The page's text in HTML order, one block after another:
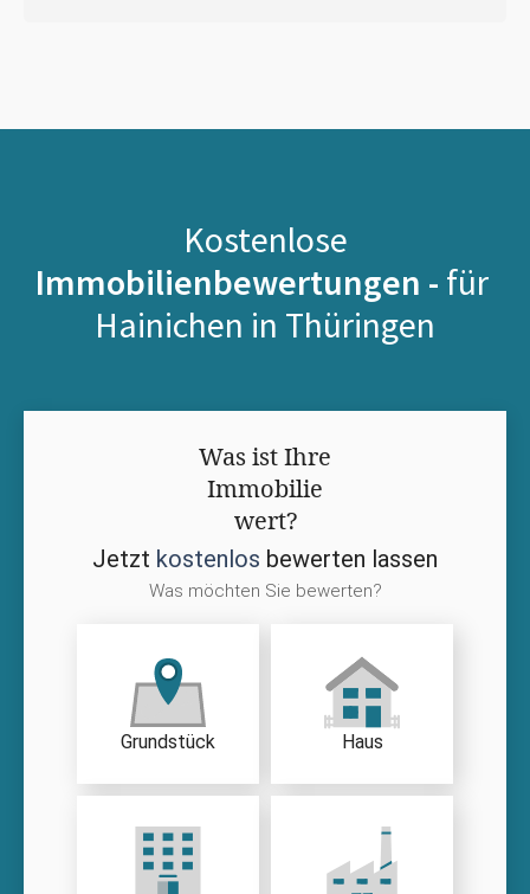
Kostenlose
Immobilienbewertungen - für
Hainichen in Thüringen
Was ist Ihre
Immobilie
wert?
Jetzt kostenlos bewerten lassen
Was möchten Sie bewerten?
Grundstück Haus